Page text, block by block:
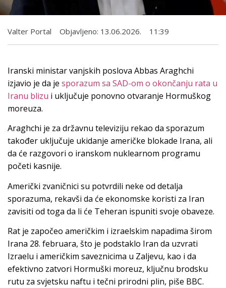
Valter Portal Objavljeno: 13.06.2026. 11:39
Iranski ministar vanjskih poslova Abbas Araghchi
izjavio je da je sporazum sa SAD-om o okončanju rata u
Iranu blizu i uključuje ponovno otvaranje Hormuškog
moreuza.
Araghchi je za državnu televiziju rekao da sporazum
također uključuje ukidanje američke blokade Irana, ali
da će razgovori o iranskom nuklearnom programu
početi kasnije.
Američki zvaničnici su potvrdili neke od detalja
sporazuma, rekavši da će ekonomske koristi za Iran
zavisiti od toga da li će Teheran ispuniti svoje obaveze.
Rat je započeo američkim i izraelskim napadima širom
Irana 28. februara, što je podstaklo Iran da uzvrati
Izraelu i američkim saveznicima u Zaljevu, kao i da
efektivno zatvori Hormuški moreuz, ključnu brodsku
rutu za svjetsku naftu i tečni prirodni plin, piše BBC.